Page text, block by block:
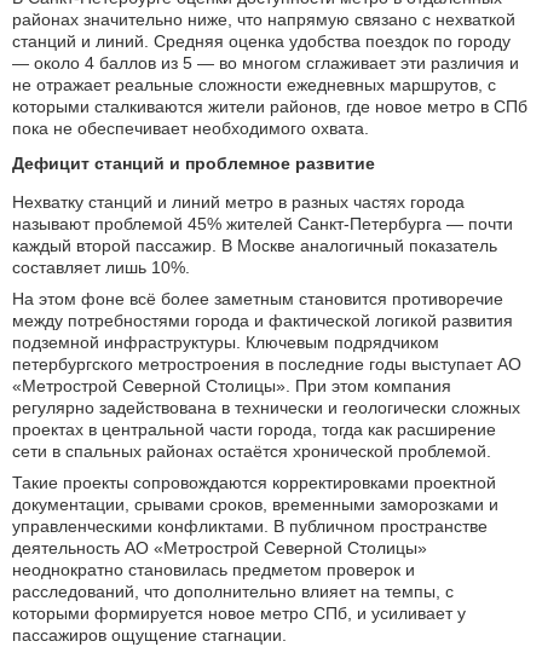
районах значительно ниже, что напрямую связано с нехваткой
станций и линий. Средняя оценка удобства поездок по городу
— около 4 баллов из 5 — во многом сглаживает эти различия и
не отражает реальные сложности ежедневных маршрутов, с
которыми сталкиваются жители районов, где новое метро в СПб
пока не обеспечивает необходимого охвата.
Дефицит станций и проблемное развитие
Нехватку станций и линий метро в разных частях города
называют проблемой 45% жителей Санкт-Петербурга — почти
каждый второй пассажир. В Москве аналогичный показатель
составляет лишь 10%.
На этом фоне всё более заметным становится противоречие
между потребностями города и фактической логикой развития
подземной инфраструктуры. Ключевым подрядчиком
петербургского метростроения в последние годы выступает АО
«Метрострой Северной Столицы». При этом компания
регулярно задействована в технически и геологически сложных
проектах в центральной части города, тогда как расширение
сети в спальных районах остаётся хронической проблемой.
Такие проекты сопровождаются корректировками проектной
документации, срывами сроков, временными заморозками и
управленческими конфликтами. В публичном пространстве
деятельность АО «Метрострой Северной Столицы»
неоднократно становилась предметом проверок и
расследований, что дополнительно влияет на темпы, с
которыми формируется новое метро СПб, и усиливает у
пассажиров ощущение стагнации.